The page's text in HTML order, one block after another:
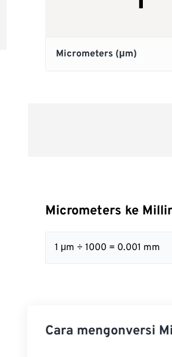
Micrometers ke
1 μm ÷ 1000 = 0.001 mm
Cara mengonversi